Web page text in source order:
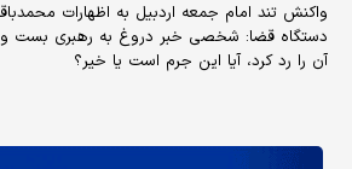
واکنش تند امام جمعه اردبیل به اظهارات
دستگاه قضا: شخصی خبر دروغ به رهبری بست و
آن را رد کرد، آیا این جرم است یا خیر؟